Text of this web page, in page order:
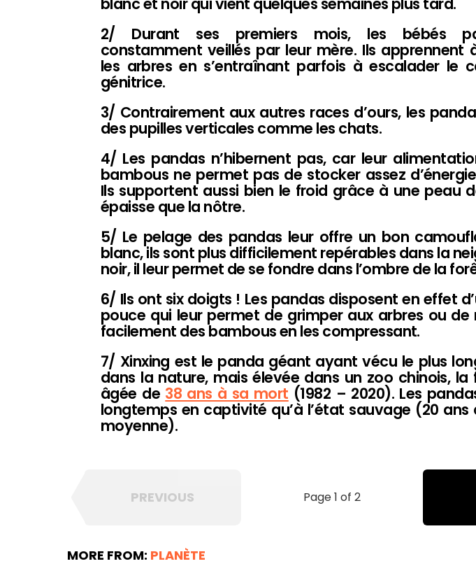
2/ Durant ses premiers mois, les bébés
constamment veillés par leur mère. Ils apprennent
les arbres en s’entraînant parfois à escalader le
génitrice.
3/ Contrairement aux autres races d’ours, les
des pupilles verticales comme les chats.
4/ Les pandas n’hibernent pas, car leur
bambous ne permet pas de stocker assez
Ils supportent aussi bien le froid grâce à une peau
épaisse que la nôtre.
5/ Le pelage des pandas leur offre un bon
blanc, ils sont plus difficilement repérables dans la
noir, il leur permet de se fondre dans l’ombre de la
6/ Ils ont six doigts ! Les pandas disposent en effet
pouce qui leur permet de grimper aux arbres ou de
facilement des bambous en les compressant.
7/ Xinxing est le panda géant ayant vécu le plus
dans la nature, mais élevée dans un zoo chinois,
âgée de 38 ans à sa mort (1982 – 2020). Les
longtemps en captivité qu’à l’état sauvage (20 ans
moyenne).
Page 1 of 2
PREVIOUS
MORE FROM: PLANÈTE